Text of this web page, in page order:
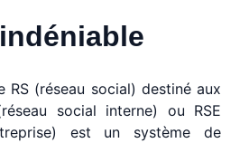
RS (réseau social) destiné aux
social interne) ou RSE
est un système de